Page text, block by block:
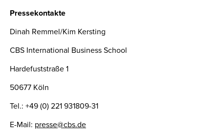
Pressekontakte
Dinah Remmel/Kim Kersting
CBS International Business School
Hardefuststraße 1
50677 Köln
Tel.: +49 (0) 221 931809-31
E-Mail: presse@cbs.de